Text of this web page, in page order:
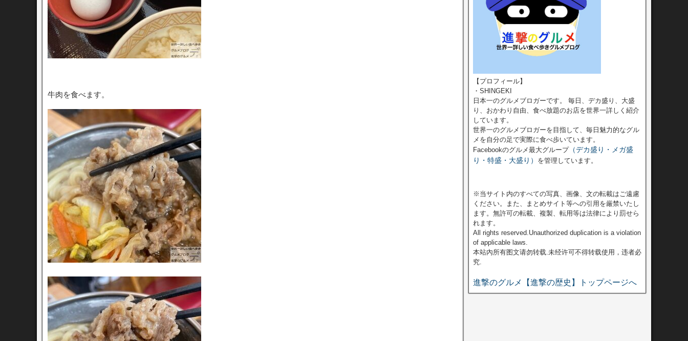
牛肉を食べます。
【プロフィール】
・SHINGEKI
日本一のグルメブロガーです。 毎日、デカ盛り、大盛
り、おかわり自由、食べ放題のお店を世界一詳しく紹介
しています。
世界一のグルメブロガーを目指して、毎日魅力的なグル
メを自分の足で実際に食べ歩いています。
Facebookのグルメ最大グループ（デカ盛り・メガ盛
り・特盛・大盛り） を管理しています。
※当サイト内のすべての写真、画像、文の転載はご遠慮
ください。また、まとめサイト等への引用を厳禁いたし
ます。無許可の転載、複製、転用等は法律により罰せら
れます。
All rights reserved.Unauthorized duplication is a violation
of applicable laws.
本站內所有图文请勿转载.未经许可不得转载使用，违者必
究.
進撃のグルメ【進撃の歴史】トップページへ